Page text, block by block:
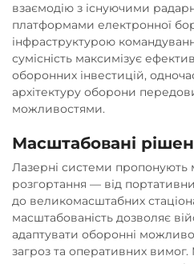
взаємодію з існуючими
платформами електронної
інфраструктурою
сумісність максимізує
оборонних інвестицій,
архітектуру оборони
можливостями.
Масштабовані
Лазерні системи пропонують
розгортання — від
до великомасштабних
масштабованість дозволяє
адаптувати оборонні
загроз та оперативних вимог.